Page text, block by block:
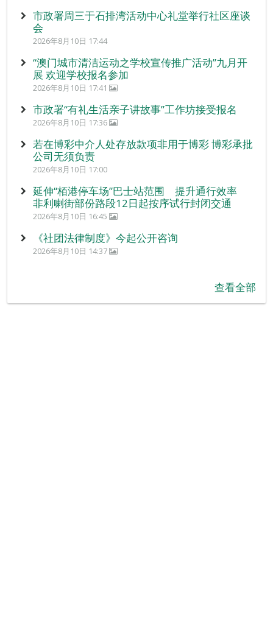
市政署周三于石排湾活动中心礼堂举行社区座谈
会
2026年8月10日 17:44
“澳门城市清洁运动之学校宣传推广活动”九月开
展 欢迎学校报名参加
2026年8月10日 17:41
市政署“有礼生活亲子讲故事”工作坊接受报名
2026年8月10日 17:36
若在博彩中介人处存放款项非用于博彩 博彩承批
公司无须负责
2026年8月10日 17:00
延伸“栢港停车场”巴士站范围 提升通行效率
非利喇街部份路段12日起按序试行封闭交通
2026年8月10日 16:45
《社团法律制度》今起公开咨询
2026年8月10日 14:37
查看全部